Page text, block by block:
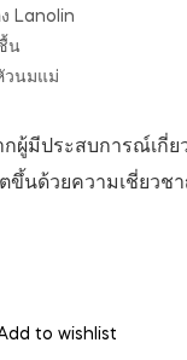
Lanolin
น
วนมแม่
ผู้มีประสบการณ์เกี่ย
ขึ้นด้วยความเชี่ยวช
to wishlist